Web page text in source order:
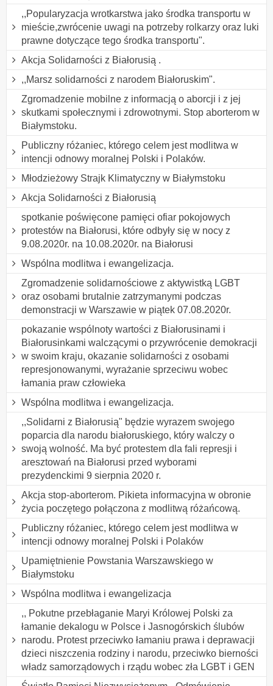
,,Popularyzacja wrotkarstwa jako środka transportu w
mieście,zwrócenie uwagi na potrzeby rolkarzy oraz luki
prawne dotyczące tego środka transportu".
Akcja Solidarności z Białorusią .
,,Marsz solidarności z narodem Białoruskim".
Zgromadzenie mobilne z informacją o aborcji i z jej
skutkami społecznymi i zdrowotnymi. Stop aborterom w
Białymstoku.
Publiczny różaniec, którego celem jest modlitwa w
intencji odnowy moralnej Polski i Polaków.
Młodzieżowy Strajk Klimatyczny w Białymstoku
Akcja Solidarności z Białorusią
spotkanie poświęcone pamięci ofiar pokojowych
protestów na Białorusi, które odbyły się w nocy z
9.08.2020r. na 10.08.2020r. na Białorusi
Wspólna modlitwa i ewangelizacja.
Zgromadzenie solidarnościowe z aktywistką LGBT
oraz osobami brutalnie zatrzymanymi podczas
demonstracji w Warszawie w piątek 07.08.2020r.
pokazanie wspólnoty wartości z Białorusinami i
Białorusinkami walczącymi o przywrócenie demokracji
w swoim kraju, okazanie solidarności z osobami
represjonowanymi, wyrażanie sprzeciwu wobec
łamania praw człowieka
Wspólna modlitwa i ewangelizacja.
,,Solidarni z Białorusią" będzie wyrazem swojego
poparcia dla narodu białoruskiego, który walczy o
swoją wolność. Ma być protestem dla fali represji i
aresztowań na Białorusi przed wyborami
prezydenckimi 9 sierpnia 2020 r.
Akcja stop-aborterom. Pikieta informacyjna w obronie
życia poczętego połączona z modlitwą różańcową.
Publiczny różaniec, którego celem jest modlitwa w
intencji odnowy moralnej Polski i Polaków
Upamiętnienie Powstania Warszawskiego w
Białymstoku
Wspólna modlitwa i ewangelizacja
,, Pokutne przebłaganie Maryi Królowej Polski za
łamanie dekalogu w Polsce i Jasnogórskich ślubów
narodu. Protest przeciwko łamaniu prawa i deprawacji
dzieci niszczenia rodziny i narodu, przeciwko bierności
władz samorządowych i rządu wobec zła LGBT i GEN